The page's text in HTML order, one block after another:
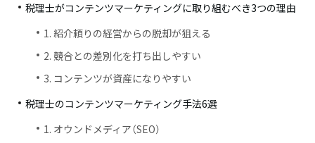
税理士がコンテンツマーケティングに取り組むべき3つの理由
1. 紹介頼りの経営からの脱却が狙える
2. 競合との差別化を打ち出しやすい
3. コンテンツが資産になりやすい
税理士のコンテンツマーケティング手法6選
1. オウンドメディア（SEO）